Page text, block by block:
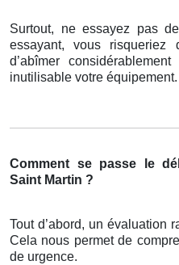
Surtout, ne essayez pas
essayant, vous risqueriez
d’abîmer
inutilisable votre équipement.
Comment se passe le
Saint Martin ?
Tout d’abord, un évaluation
Cela nous permet de
de urgence.